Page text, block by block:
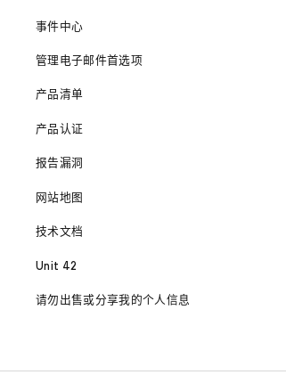
事件中心
管理电子邮件首选项
产品清单
产品认证
报告漏洞
网站地图
技术文档
Unit 42
请勿出售或分享我的个人信息